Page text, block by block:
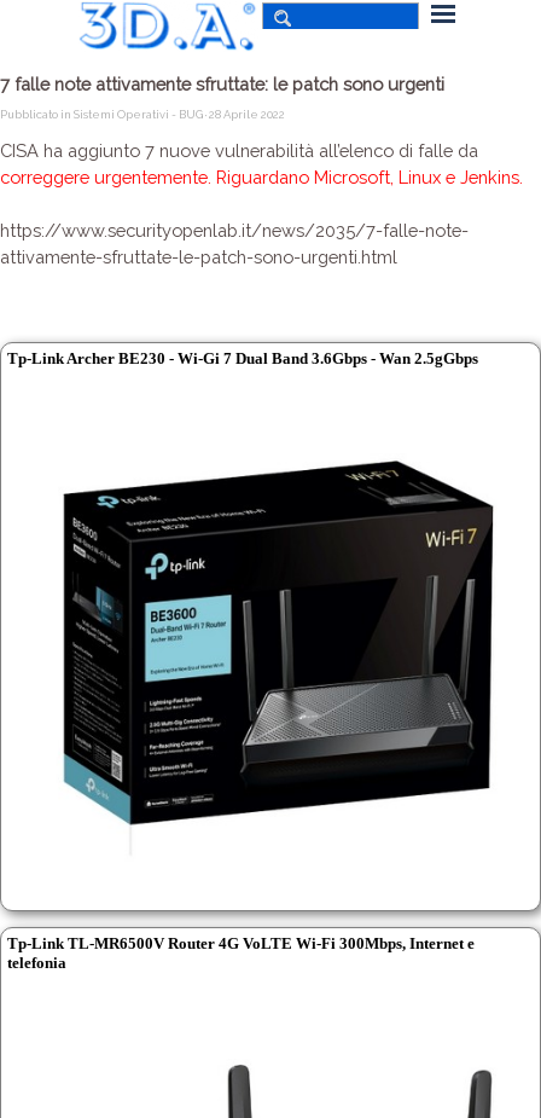
7 falle note attivamente sfruttate: le patch sono urgenti
Pubblicato in Sistemi Operativi - BUG· 28 Aprile 2022
CISA ha aggiunto 7 nuove vulnerabilità all’elenco di falle da
correggere urgentemente. Riguardano Microsoft, Linux e Jenkins.
https://www.securityopenlab.it/news/2035/7-falle-note-
attivamente-sfruttate-le-patch-sono-urgenti.html
Tp-Link Archer BE230 - Wi-Gi 7 Dual Band 3.6Gbps - Wan 2.5gGbps
Tp-Link TL-MR6500V Router 4G VoLTE Wi-Fi 300Mbps, Internet e
telefonia